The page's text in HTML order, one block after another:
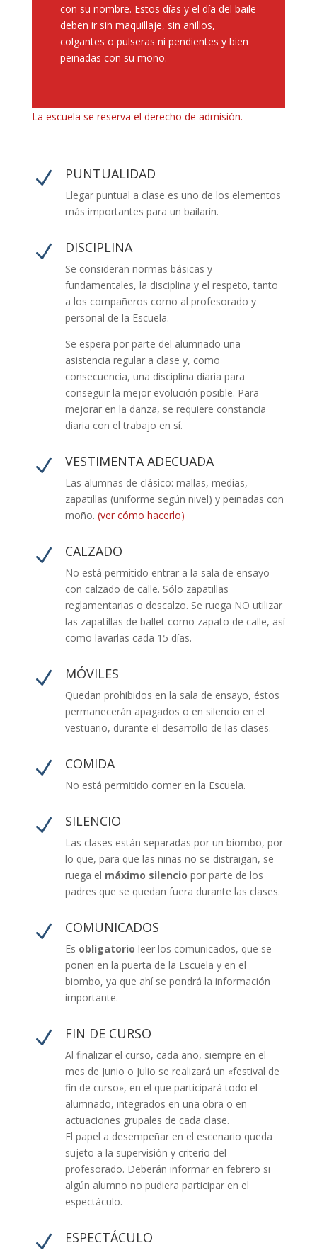
con su nombre. Estos días y el día del baile
deben ir sin maquillaje, sin anillos,
colgantes o pulseras ni pendientes y bien
peinadas con su moño.
La escuela se reserva el derecho de admisión.
N PUNTUALIDAD
Llegar puntual a clase es uno de los elementos
más importantes para un bailarín.
N DISCIPLINA
Se consideran normas básicas y
fundamentales, la disciplina y el respeto, tanto
a los compañeros como al profesorado y
personal de la Escuela.
Se espera por parte del alumnado una
asistencia regular a clase y, como
consecuencia, una disciplina diaria para
conseguir la mejor evolución posible. Para
mejorar en la danza, se requiere constancia
diaria con el trabajo en sí.
N VESTIMENTA ADECUADA
Las alumnas de clásico: mallas, medias,
zapatillas (uniforme según nivel) y peinadas con
moño. (ver cómo hacerlo)
N CALZADO
No está permitido entrar a la sala de ensayo
con calzado de calle. Sólo zapatillas
reglamentarias o descalzo. Se ruega NO utilizar
las zapatillas de ballet como zapato de calle, así
como lavarlas cada 15 días.
N MÓVILES
Quedan prohibidos en la sala de ensayo, éstos
permanecerán apagados o en silencio en el
vestuario, durante el desarrollo de las clases.
N COMIDA
No está permitido comer en la Escuela.
N SILENCIO
Las clases están separadas por un biombo, por
lo que, para que las niñas no se distraigan, se
ruega el máximo silencio por parte de los
padres que se quedan fuera durante las clases.
N COMUNICADOS
Es obligatorio leer los comunicados, que se
ponen en la puerta de la Escuela y en el
biombo, ya que ahí se pondrá la información
importante.
N FIN DE CURSO
Al finalizar el curso, cada año, siempre en el
mes de Junio o Julio se realizará un «festival de
fin de curso», en el que participará todo el
alumnado, integrados en una obra o en
actuaciones grupales de cada clase.
El papel a desempeñar en el escenario queda
sujeto a la supervisión y criterio del
profesorado. Deberán informar en febrero si
algún alumno no pudiera participar en el
espectáculo.
N ESPECTÁCULO